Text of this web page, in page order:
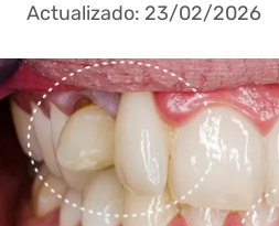
23/02/2026